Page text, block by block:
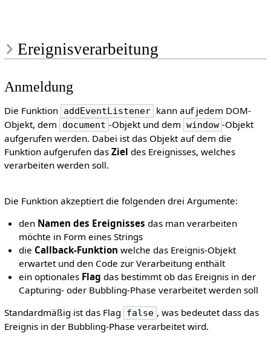
Ereignisverarbeitung
Anmeldung
Die Funktion addEventListener kann auf jedem DOM-
Objekt, dem
document -Objekt und dem window -Objekt
aufgerufen werden. Dabei ist das Objekt auf dem die
Funktion aufgerufen das Ziel des Ereignisses, welches
verarbeiten werden soll.
Die Funktion akzeptiert die folgenden drei Argumente:
den Namen des Ereignisses das man verarbeiten
möchte in Form eines Strings
die Callback-Funktion welche das Ereignis-Objekt
erwartet und den Code zur Verarbeitung enthält
ein optionales Flag das bestimmt ob das Ereignis in der
Capturing- oder Bubbling-Phase verarbeitet werden soll
Standardmäßig ist das Flag
false , was bedeutet dass das
Ereignis in der Bubbling-Phase verarbeitet wird.